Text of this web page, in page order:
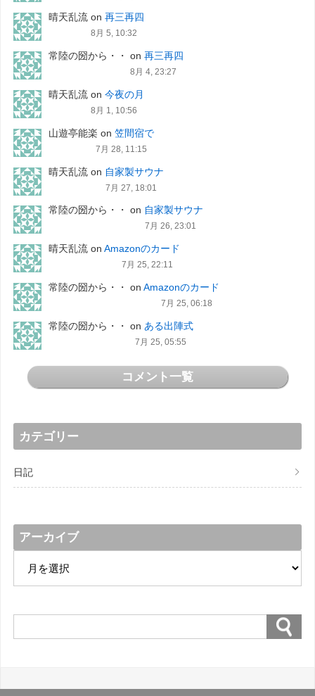
晴天乱流on 再三再四
8月 5, 10:32
常陸の圀から・・ on 再三再四
8月 4, 23:27
晴天乱流on 今夜の月
8月 1, 10:56
山遊亭能楽 on 笠間宿で
7月 28, 11:15
晴天乱流on 自家製サウナ
7月 27, 18:01
常陸の圀から・・ on 自家製サウナ
7月 26, 23:01
晴天乱流on Amazonのカード
7月 25, 22:11
常陸の圀から・・ on Amazonのカード
7月 25, 06:18
常陸の圀から・・ on ある出陣式
7月 25, 05:55
コメント一覧
カテゴリー
日記
アーカイブ
カ
ブ